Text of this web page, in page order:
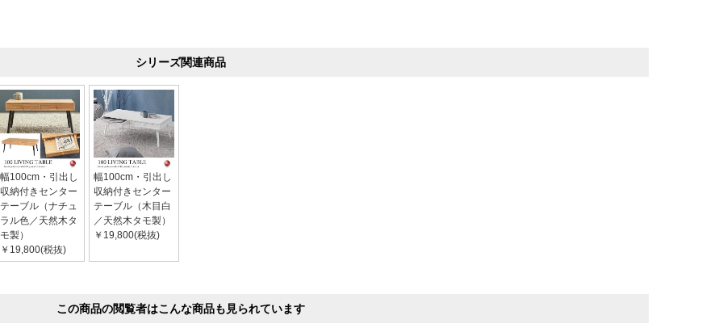
シリーズ関連商品
幅100cm・引出し
収納付きセンター
テーブル（ナチュ
ラル色／天然木タ
モ製）
￥19,800(税抜)
幅100cm・引出し
収納付きセンター
テーブル（木目白
／天然木タモ製）
￥19,800(税抜)
この商品の閲覧者はこんな商品も見られています